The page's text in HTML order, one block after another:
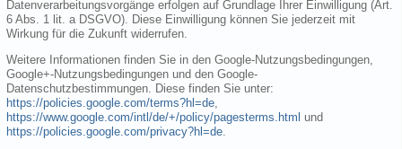
Datenverarbeitungsvorgänge erfolgen auf Grundlage Ihrer Einwilligung (Art.
6 Abs. 1 lit. a DSGVO). Diese Einwilligung können Sie jederzeit mit
Wirkung für die Zukunft widerrufen.
Weitere Informationen finden Sie in den Google-Nutzungsbedingungen,
Google+-Nutzungsbedingungen und den Google-
Datenschutzbestimmungen. Diese finden Sie unter:
https://policies.google.com/terms?hl=de,
https://www.google.com/intl/de/+/policy/pagesterms.html und
https://policies.google.com/privacy?hl=de.